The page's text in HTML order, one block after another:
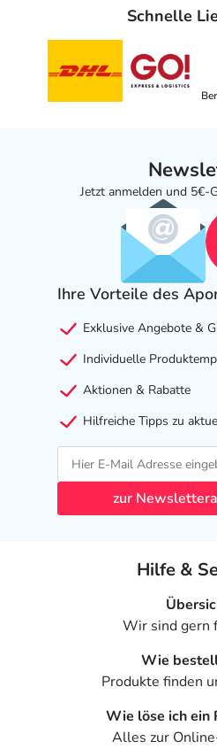
Schnelle
Jetzt anmelden und 5€-
Ihre Vorteile des
Exklusive Angebote &
Individuelle
Aktionen & Rabatte
Hilfreiche Tipps zu
zur
Hilfe &
Wir sind gern
Wie
Produkte finden
Wie löse ich ein
Alles zur